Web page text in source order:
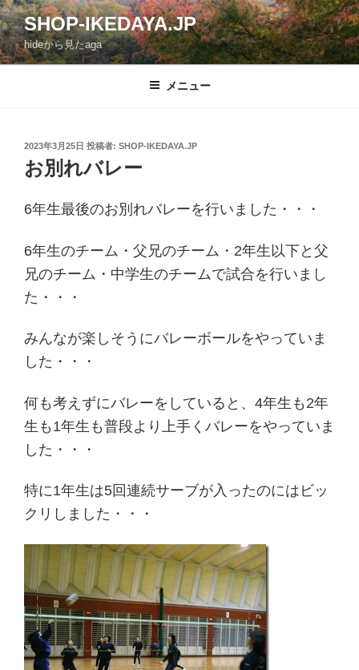
コ
ン
テ
ン
SHOP-IKEDAYA.JP
hideから見たaga
メニュー
投
稿
日:
2023年3月25日 投稿者: SHOP-IKEDAYA.JP
お別れバレー
6年生最後のお別れバレーを行いました・・・
6年生のチーム・父兄のチーム・2年生以下と父
兄のチーム・中学生のチームで試合を行いまし
た・・・
みんなが楽しそうにバレーボールをやっていま
した・・・
何も考えずにバレーをしていると、4年生も2年
生も1年生も普段より上手くバレーをやっていま
した・・・
特に1年生は5回連続サーブが入ったのにはビッ
クリしました・・・